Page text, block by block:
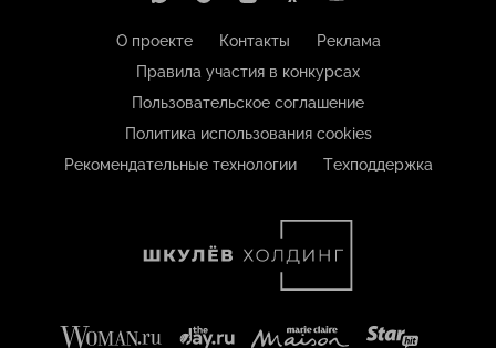
О проекте Контакты
Реклама
Правила участия в конкурсах
Пользовательское соглашение
Политика использования cookies
Рекомендательные технологии
Техподдержка